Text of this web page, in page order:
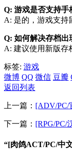
Q: 游戏是否支持手
A: 是的，游戏支持
Q: 如何解决存档出
A: 建议使用新版存
标签: 游戏
微博 QQ 微信 豆瓣
返回列表
上一篇： [ADV/PC/
下一篇： [RPG/PC/
“[肉鸽ACT/PC/中